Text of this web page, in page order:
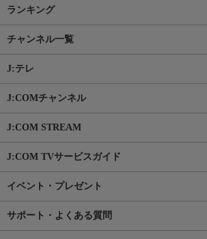
ランキング
チャンネル一覧
J:テレ
J:COMチャンネル
J:COM STREAM
J:COM TVサービスガイド
イベント・プレゼント
サポート・よくある質問